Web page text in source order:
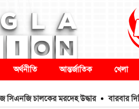
অর্থনীতি আন্তর্জাতিক খেলা
চালকের মরদেহ উদ্ধার বারবার দিল্লিকে